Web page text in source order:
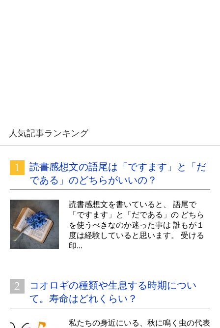
人気記事ランキング
読書感想文の語尾は「ですます」と「だ
である」のどちらがいいの？
読書感想文を書いていると、 語尾で
「ですます」と「だである」の どちら
を使うべきなのか迷った事は 誰もが１
度は経験していると思います。 受ける
印...
コオロギの種類や生息する時期につい
て。寿命はどれくらい？
私たちの身近にいる、秋に鳴く虫の代表